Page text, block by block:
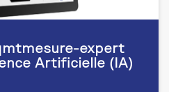
expert
Artificielle (IA)